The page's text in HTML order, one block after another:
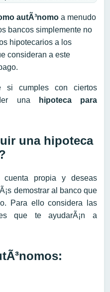
autÃ³nomo a menudo
bancos simplemente no
hipotecarios a los
consideran a este
si cumples con ciertos
una
hipoteca para
una hipoteca
propia y deseas
demostrar al banco que
Para ello considera las
que te ayudarÃ¡n a